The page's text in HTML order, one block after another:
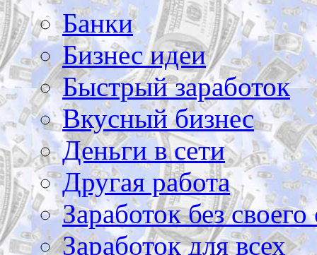
Банки
Бизнес идеи
Быстрый заработок
Вкусный бизнес
Деньги в сети
Другая работа
Заработок без своего
Заработок для всех